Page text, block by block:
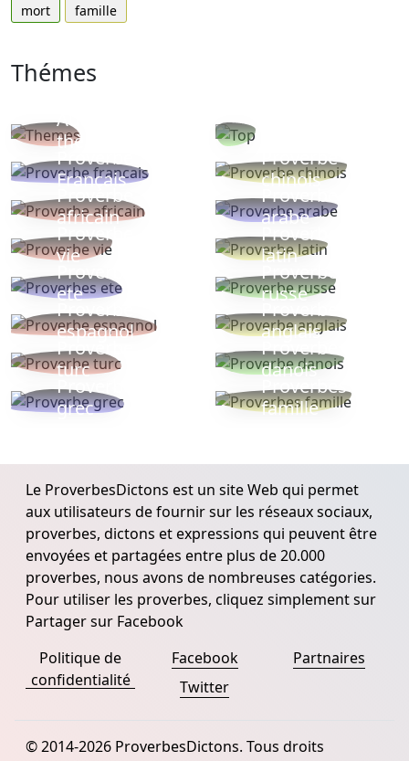
mort
famille
Thémes
Autres
thèmes
Proverbe
Français
Proverbe
chinois
Proverbe
africain
Proverbe
arabe
Proverbe
vie
Proverbe
latin
Proverbes
ete
Proverbe
russe
Proverbe
espagnol
Proverbe
anglais
Proverbe
turc
Proverbe
danois
Proverbe
grec
Proverbes
famille
Le ProverbesDictons est un site Web qui permet
aux utilisateurs de fournir sur les réseaux sociaux,
proverbes, dictons et expressions qui peuvent être
envoyées et partagées entre plus de 20.000
proverbes, nous avons de nombreuses catégories.
Pour utiliser les proverbes, cliquez simplement sur
Partager sur Facebook
Politique de
confidentialité
Facebook
Twitter
Partnaires
© 2014-2026 ProverbesDictons. Tous droits